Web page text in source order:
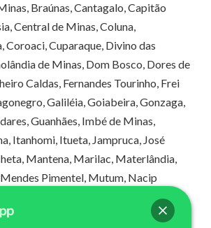
Braúnas, Cantagalo, Capitão
Central de Minas, Coluna,
Coroaci, Cuparaque, Divino das
de Minas, Dom Bosco, Dores de
Caldas, Fernandes Tourinho, Frei
Galiléia, Goiabeira, Gonzaga,
Guanhães, Imbé de Minas,
Itanhomi, Itueta, Jampruca, José
Mantena, Marilac, Materlândia,
Pimentel, Mutum, Nacip
Nova Belém, Nova Módica,
Periquito, Piedade de Caratinga,